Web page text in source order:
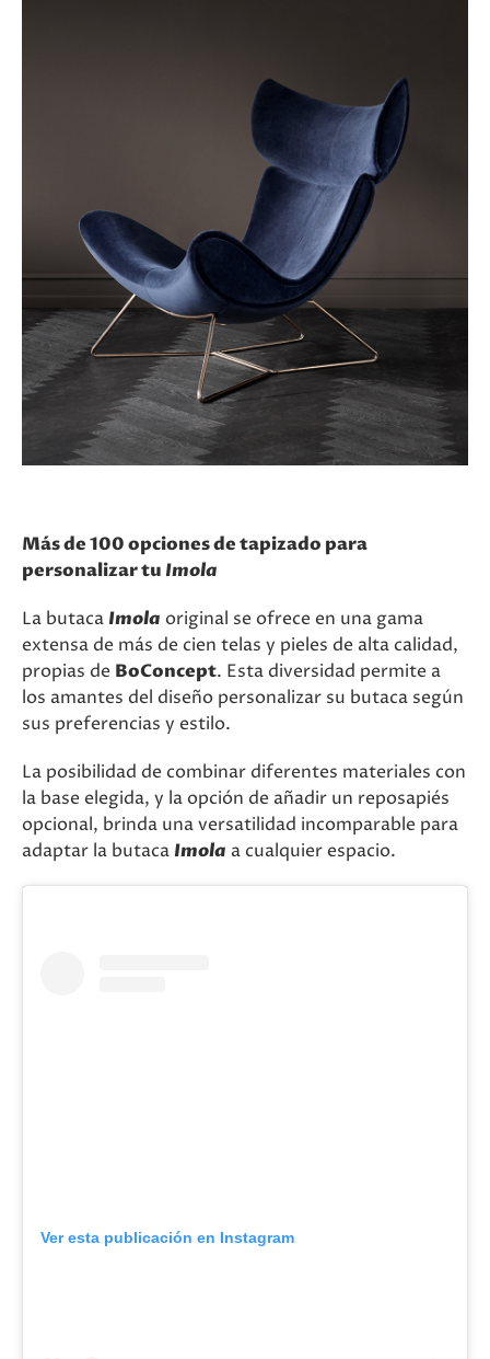
Más de 100 opciones de tapizado para
personalizar tu Imola
La butaca Imola original se ofrece en una gama
extensa de más de cien telas y pieles de alta calidad,
propias de BoConcept. Esta diversidad permite a
los amantes del diseño personalizar su butaca según
sus preferencias y estilo.
La posibilidad de combinar diferentes materiales con
la base elegida, y la opción de añadir un reposapiés
opcional, brinda una versatilidad incomparable para
adaptar la butaca Imola a cualquier espacio.
Ver esta publicación en Instagram